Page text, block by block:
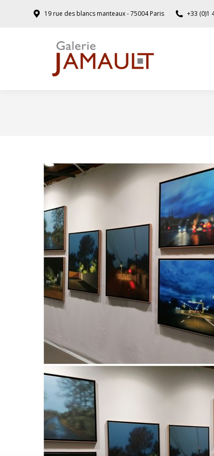
19 rue des blancs manteaux - 75004 Paris +33 (0)1